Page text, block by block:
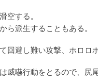
空する。
ら派生することもある。
回避し難い攻撃、ホロ
威嚇行動をとるので、尻